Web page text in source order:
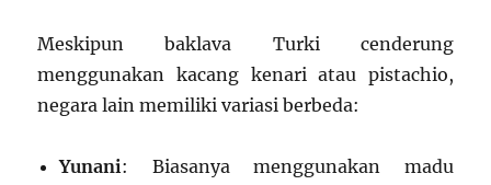
Meskipun baklava Turki cenderung
menggunakan kacang kenari atau pistachio,
negara lain memiliki variasi berbeda:
Yunani: Biasanya menggunakan madu